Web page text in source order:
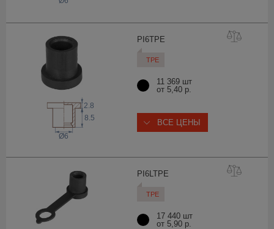
PI6TPE
TPE
Ø6
2.8
8.5
11 369 шт
от 5,40 р.
ВСЕ ЦЕНЫ
PI6LTPE
TPE
17 440 шт
от 5,90 р.